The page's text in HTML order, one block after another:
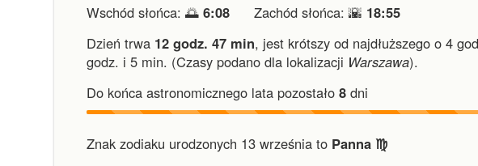
Wschód słońca: 🌅 6:08 Zachód słońca: 🌇 18:55
Dzień trwa 12 godz. 47 min, jest krótszy od najdłuższego o 4
godz. i 5 min. (Czasy podano dla lokalizacji Warszawa).
Do końca astronomicznego lata pozostało 8 dni
Znak zodiaku urodzonych 13 września to Panna ♍︎